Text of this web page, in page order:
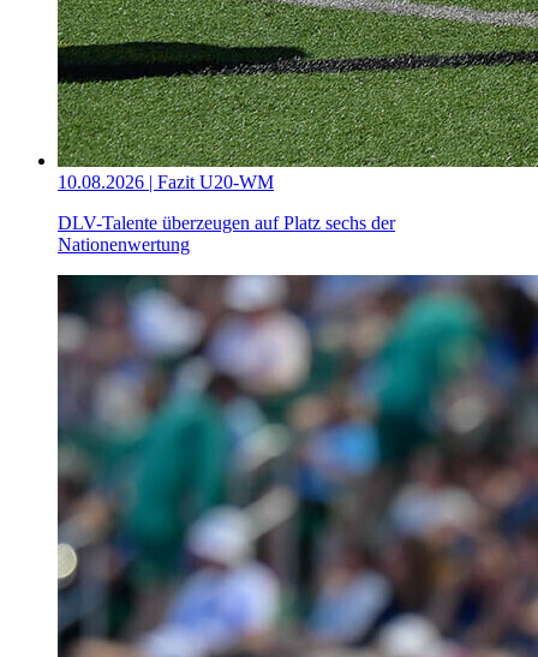
10.08.2026 | Fazit U20-WM
DLV-Talente überzeugen auf Platz sechs der
Nationenwertung